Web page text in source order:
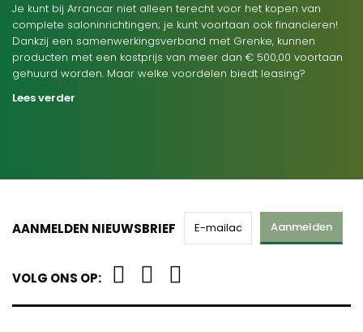
Je kunt bij Arrancar niet alleen terecht voor het kopen van
complete saloninrichtingen; je kunt voortaan ook financieren!
Dankzij een samenwerkingsverband met Grenke, kunnen
producten met een kostprijs van meer dan € 500,00 voortaan
gehuurd worden. Maar welke voordelen biedt leasing?
Lees verder
AANMELDEN NIEUWSBRIEF Aanmelden
VOLG ONS OP: